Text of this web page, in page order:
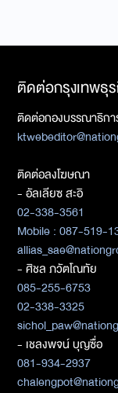
ติดต่อกรุงเทพธุ
ติดต่อกองบรรณาธิก
ติดต่อลงโฆษณา
- อัลเลียซ สะอิ
02-338-3561
Mobile : 087-519-
- ศิชล ภวัตโณทัย
085-255-6753
02-338-3325
- เชลงพจน์ บุญซื่อ
081-934-2937